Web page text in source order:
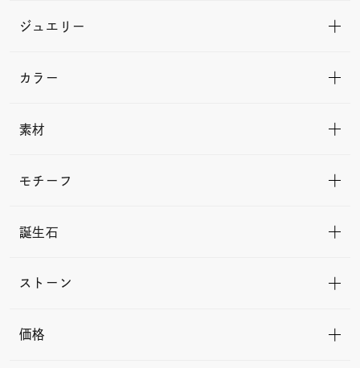
ジュエリー
カラー
素材
モチーフ
誕生石
ストーン
価格